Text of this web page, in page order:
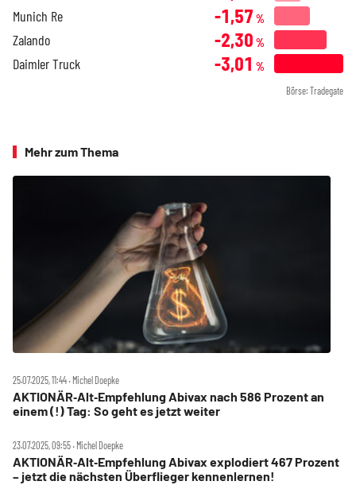
Munich Re -1,57 %
Zalando -2,30 %
Daimler Truck -3,01 %
Börse: Tradegate
Mehr zum Thema
25.07.2025, 11:44 ‧ Michel Doepke
AKTIONÄR‑Alt‑Empfehlung Abivax nach 586 Prozent an
einem (!) Tag: So geht es jetzt weiter
23.07.2025, 09:55 ‧ Michel Doepke
AKTIONÄR‑Alt‑Empfehlung Abivax explodiert 467 Prozent
– jetzt die nächsten Überflieger kennenlernen!